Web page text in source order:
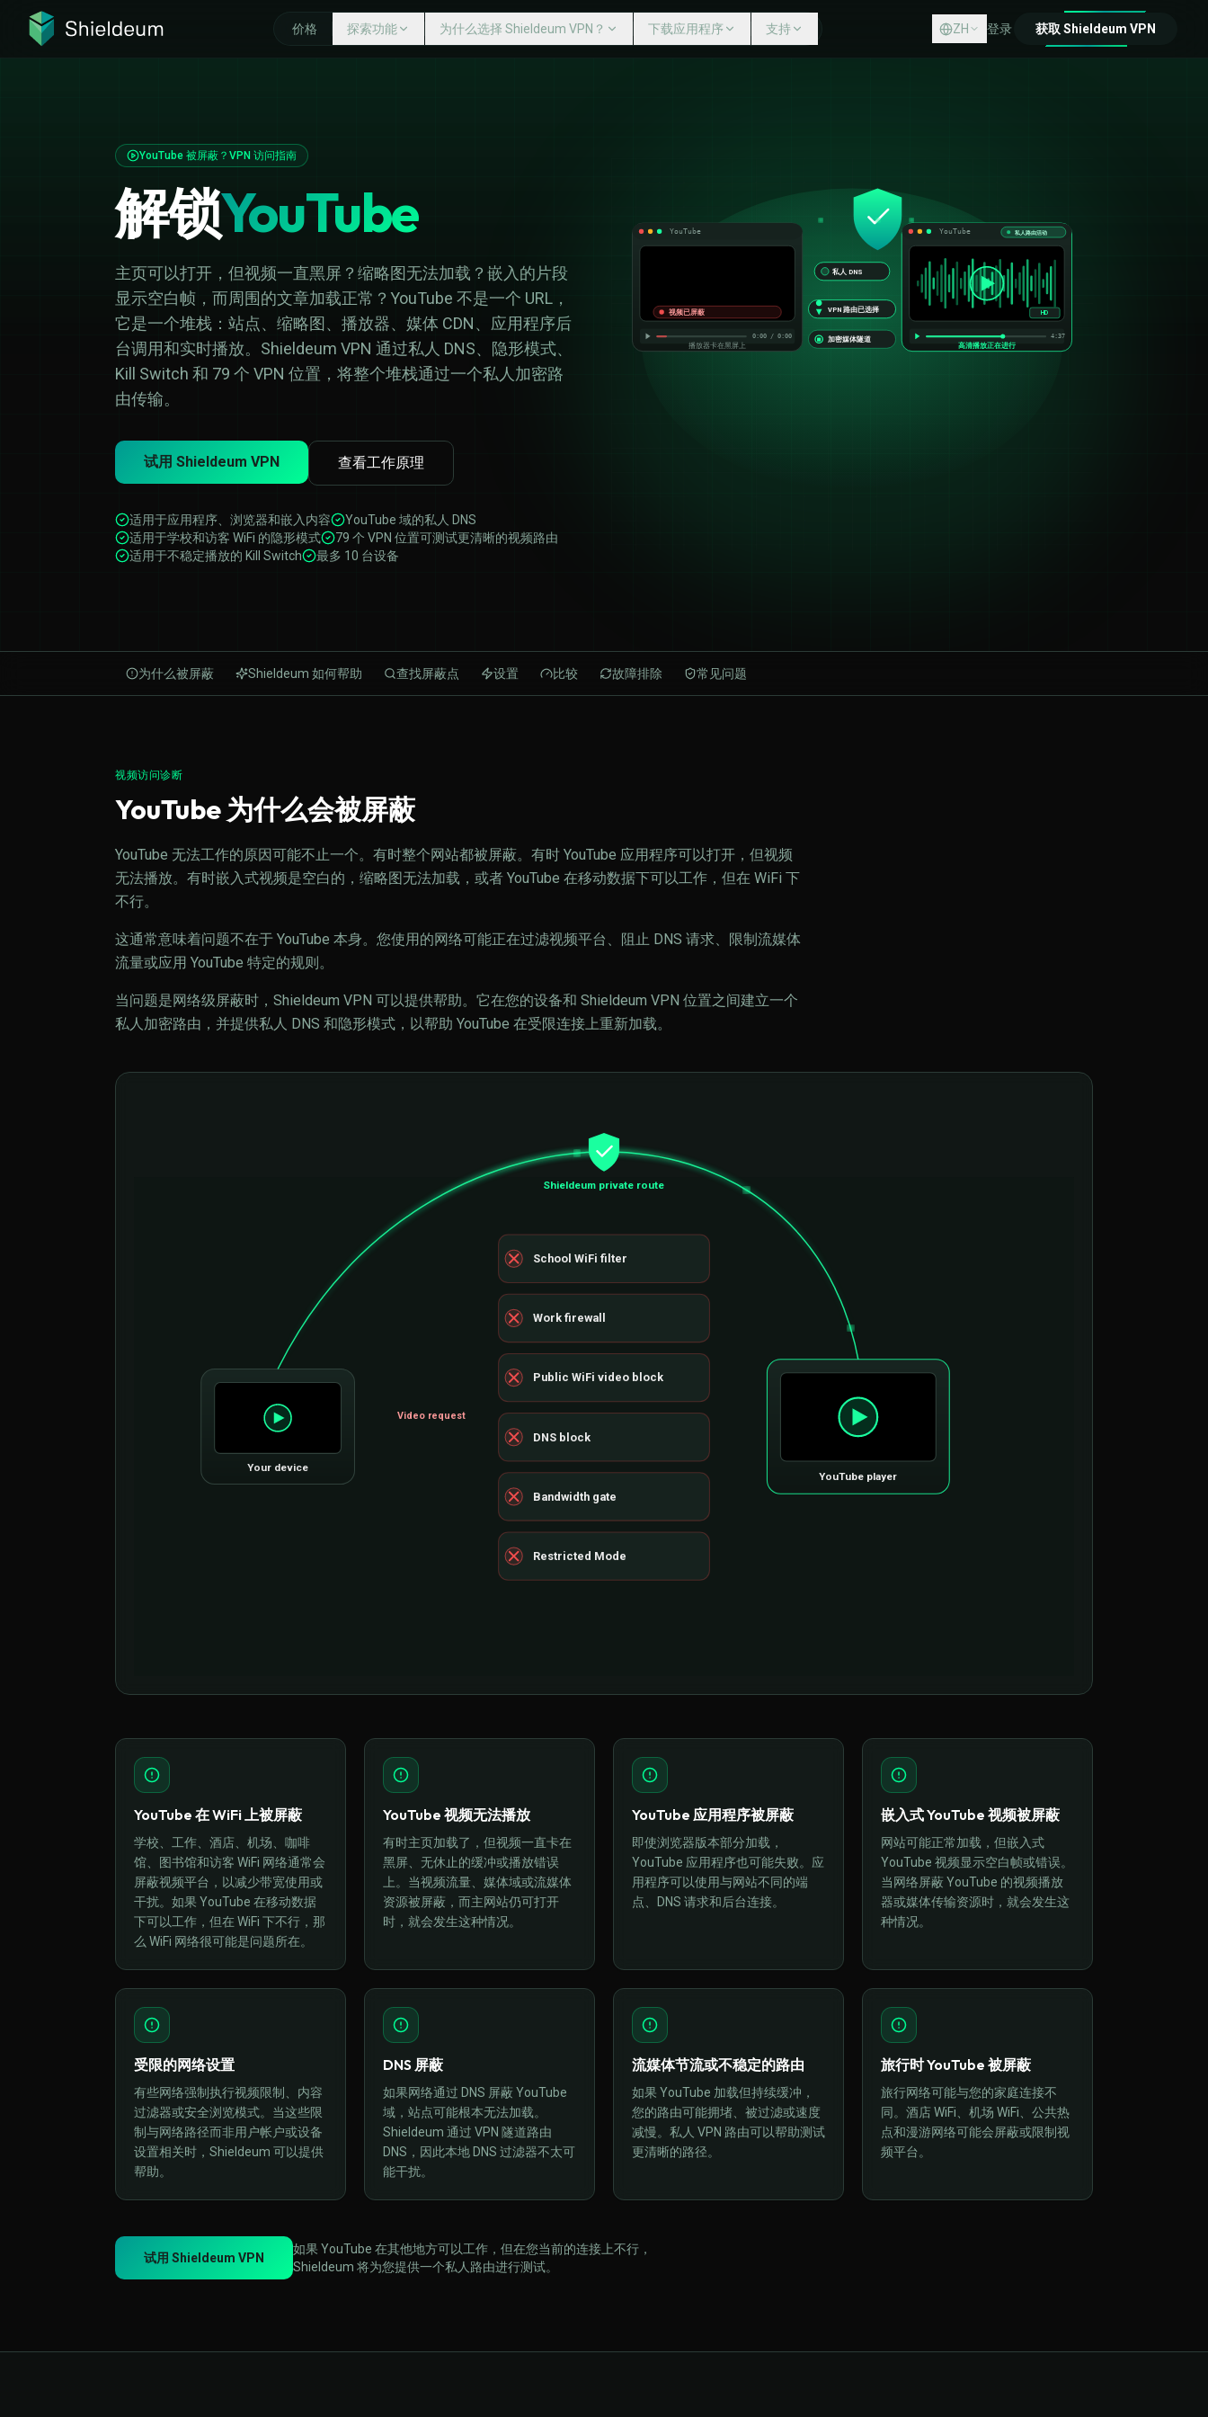
价格 探索功能
快速 VPN 协议
私有加密 DNS
为什么选择 Shieldeum VPN？
退款保证
下载应用程序 支持 ZH 登录 获取 Shieldeum VPN
YouTube 被屏蔽？VPN 访问指南
解锁YouTube
主页可以打开，但视频一直黑屏？缩略图无法加载？嵌入的片段
显示空白帧，而周围的文章加载正常？YouTube 不是一个 URL，
它是一个堆栈：站点、缩略图、播放器、媒体 CDN、应用程序后
台调用和实时播放。Shieldeum VPN 通过私人 DNS、隐形模式、
Kill Switch 和 79 个 VPN 位置，将整个堆栈通过一个私人加密路
由传输。
试用 Shieldeum VPN 查看工作原理
适用于应用程序、浏览器和嵌入内容
YouTube 域的私人 DNS
适用于学校和访客 WiFi 的隐形模式
79 个 VPN 位置可测试更清晰的视频路由
适用于不稳定播放的 Kill Switch
最多 10 台设备
YouTube
视频已屏蔽
0:00 / 0:00
播放器卡在黑屏上
私人 DNS
VPN 路由已选择
加密媒体隧道
YouTube 私人路由活动
HD
4:37
高清播放正在进行
为什么被屏蔽 Shieldeum 如何帮助 查找屏蔽点 设置 比较 故障排除 常见问题
视频访问诊断
YouTube 为什么会被屏蔽
YouTube 无法工作的原因可能不止一个。有时整个网站都被屏蔽。有时 YouTube 应用程序可以打开，但视频
无法播放。有时嵌入式视频是空白的，缩略图无法加载，或者 YouTube 在移动数据下可以工作，但在 WiFi 下
不行。
这通常意味着问题不在于 YouTube 本身。您使用的网络可能正在过滤视频平台、阻止 DNS 请求、限制流媒体
流量或应用 YouTube 特定的规则。
当问题是网络级屏蔽时，Shieldeum VPN 可以提供帮助。它在您的设备和 Shieldeum VPN 位置之间建立一个
私人加密路由，并提供私人 DNS 和隐形模式，以帮助 YouTube 在受限连接上重新加载。
Your device
Video request
School WiFi filter
Work firewall
Public WiFi video block
DNS block
Bandwidth gate
Restricted Mode
YouTube player
Shieldeum private route
YouTube 在 WiFi 上被屏蔽
学校、工作、酒店、机场、咖啡
馆、图书馆和访客 WiFi 网络通常会
屏蔽视频平台，以减少带宽使用或
干扰。如果 YouTube 在移动数据
下可以工作，但在 WiFi 下不行，那
么 WiFi 网络很可能是问题所在。
YouTube 视频无法播放
有时主页加载了，但视频一直卡在
黑屏、无休止的缓冲或播放错误
上。当视频流量、媒体域或流媒体
资源被屏蔽，而主网站仍可打开
时，就会发生这种情况。
YouTube 应用程序被屏蔽
即使浏览器版本部分加载，
YouTube 应用程序也可能失败。应
用程序可以使用与网站不同的端
点、DNS 请求和后台连接。
嵌入式 YouTube 视频被屏蔽
网站可能正常加载，但嵌入式
YouTube 视频显示空白帧或错误。
当网络屏蔽 YouTube 的视频播放
器或媒体传输资源时，就会发生这
种情况。
受限的网络设置
有些网络强制执行视频限制、内容
过滤器或安全浏览模式。当这些限
制与网络路径而非用户帐户或设备
设置相关时，Shieldeum 可以提供
帮助。
DNS 屏蔽
如果网络通过 DNS 屏蔽 YouTube
域，站点可能根本无法加载。
Shieldeum 通过 VPN 隧道路由
DNS，因此本地 DNS 过滤器不太可
能干扰。
流媒体节流或不稳定的路由
如果 YouTube 加载但持续缓冲，
您的路由可能拥堵、被过滤或速度
减慢。私人 VPN 路由可以帮助测试
更清晰的路径。
旅行时 YouTube 被屏蔽
旅行网络可能与您的家庭连接不
同。酒店 WiFi、机场 WiFi、公共热
点和漫游网络可能会屏蔽或限制视
频平台。
试用 Shieldeum VPN
如果 YouTube 在其他地方可以工作，但在您当前的连接上不行，
Shieldeum 将为您提供一个私人路由进行测试。